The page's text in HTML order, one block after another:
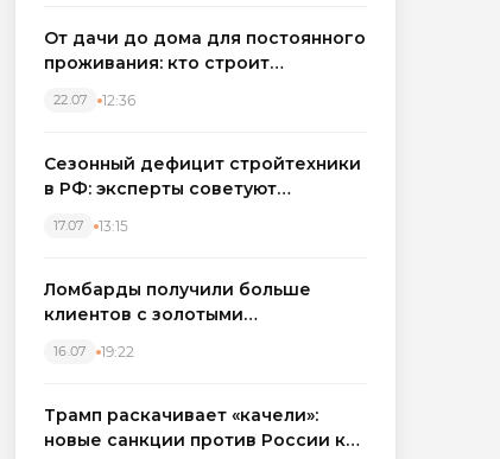
От дачи до дома для постоянного
проживания: кто строит
Западном регионе
22.07 12:36
Сезонный дефицит стройтехники
в РФ: эксперты советуют
17.07 13:15
Ломбарды получили больше
клиентов с золотыми
вырос на фоне подорожания
16.07 19:22
Трамп раскачивает «качели»:
новые санкции против России как